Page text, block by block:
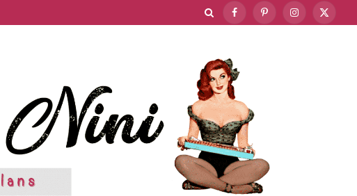
FacebookPinterestInstagram
X